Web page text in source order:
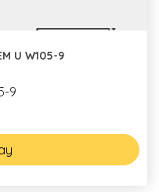
U W105-9
9